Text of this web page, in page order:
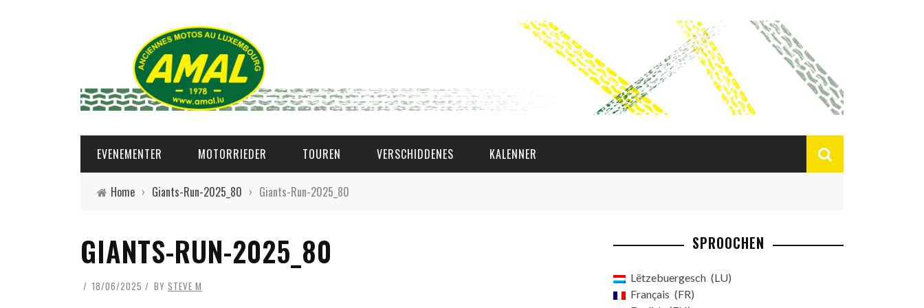
EVENEMENTER MOTORRIEDER TOUREN VERSCHIDDENES KALENNER
Home › Giants-Run-2025_80 › Giants-Run-2025_80
GIANTS-RUN-2025_80
18/06/2025 BY STEVE M
SPROOCHEN
Lëtzebuergesch
LU
Français
FR